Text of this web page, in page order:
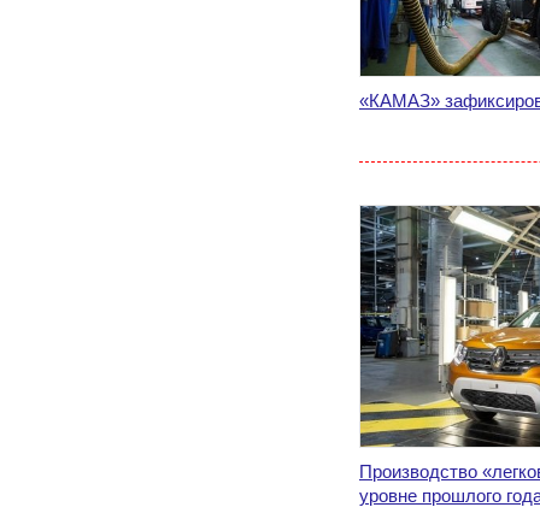
«КАМАЗ»
Производство
уровне прошлого